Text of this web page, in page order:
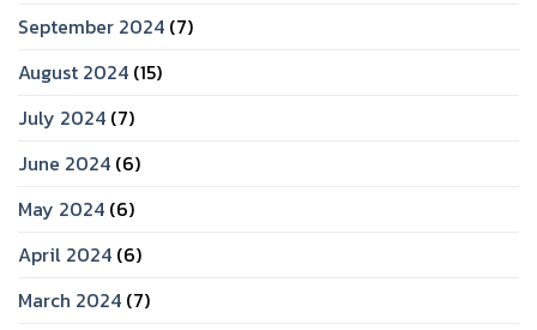
September 2024 (7)
August 2024 (15)
July 2024 (7)
June 2024 (6)
May 2024 (6)
April 2024 (6)
March 2024 (7)